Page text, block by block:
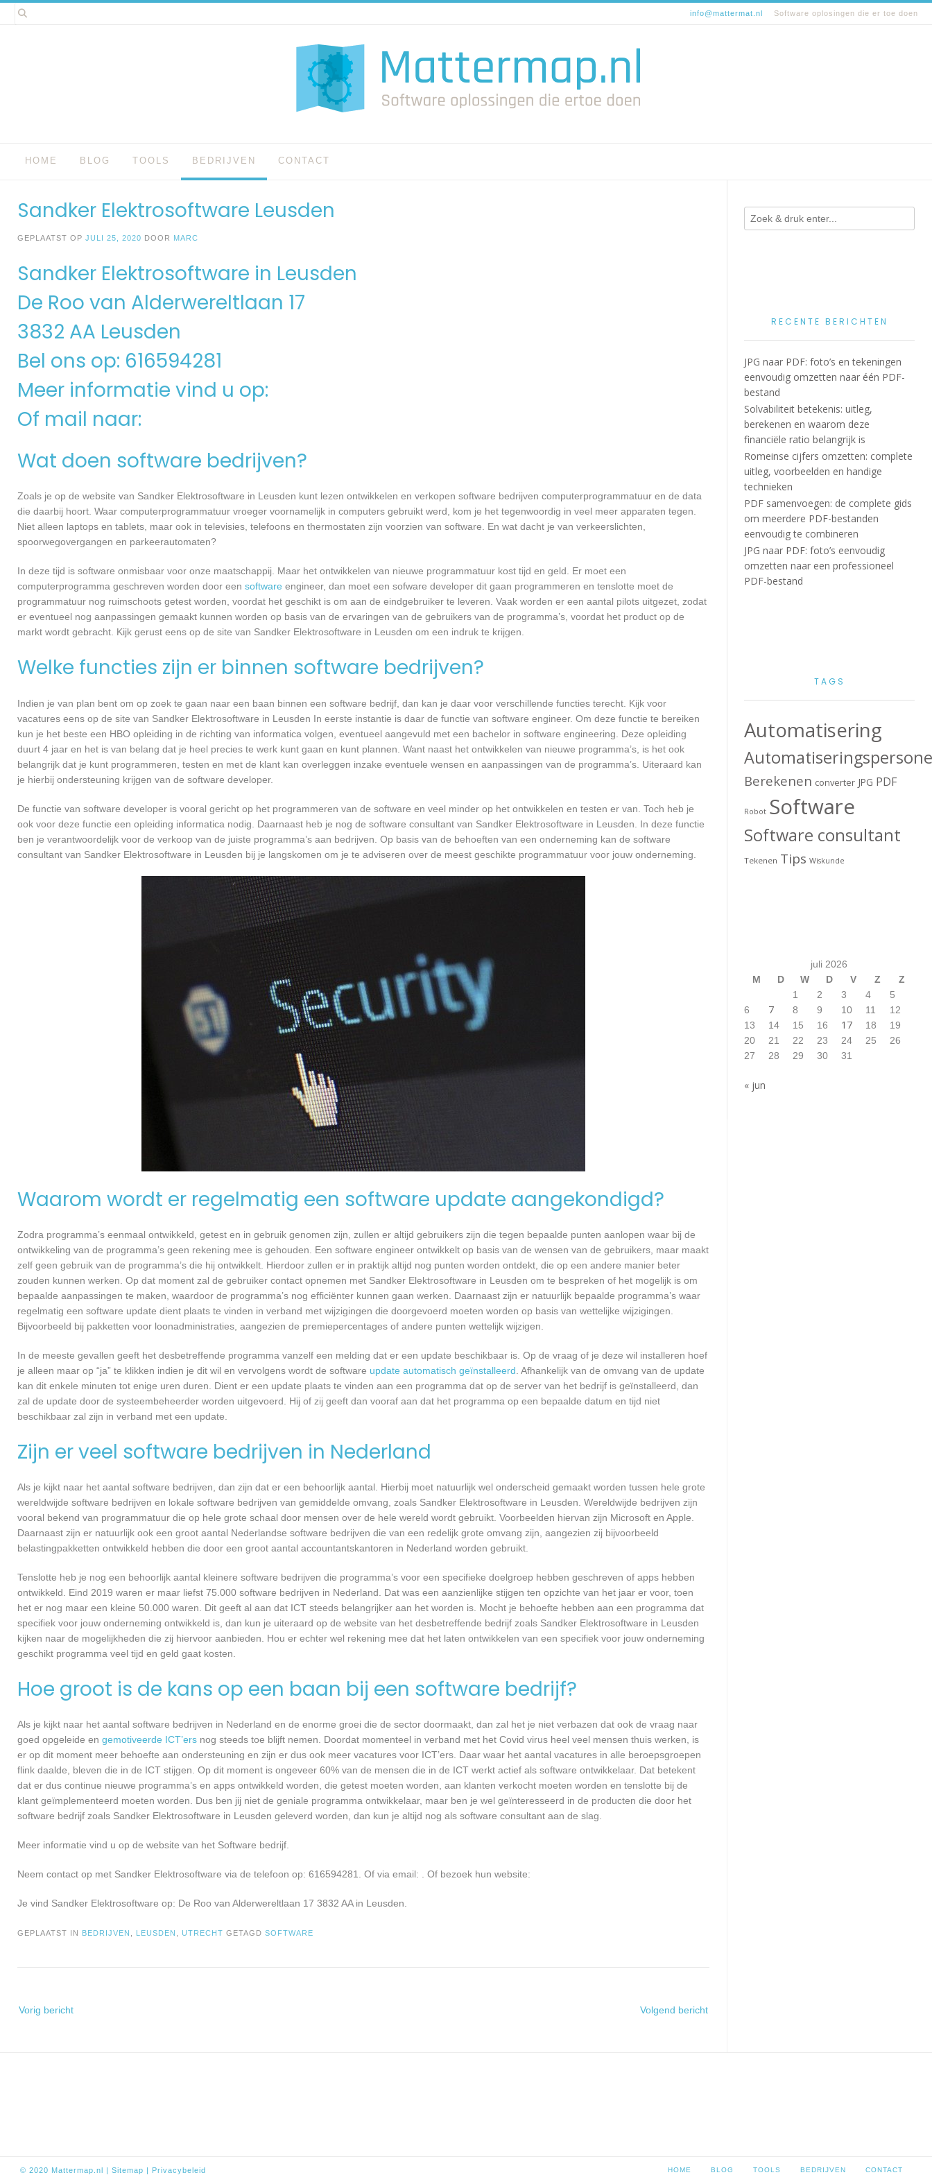
Spring
naar
info@mattermat.nl Software oplosingen die er toe doen
HOME BLOG TOOLS BEDRIJVEN CONTACT
Sandker Elektrosoftware Leusden
GEPLAATST OP JULI 25, 2020 DOOR MARC
Sandker Elektrosoftware in Leusden
De Roo van Alderwereltlaan 17
3832 AA Leusden
Bel ons op: 616594281
Meer informatie vind u op:
Of mail naar:
Wat doen software bedrijven?
Zoals je op de website van Sandker Elektrosoftware in Leusden kunt lezen ontwikkelen en verkopen software bedrijven computerprogrammatuur en de data
die daarbij hoort. Waar computerprogrammatuur vroeger voornamelijk in computers gebruikt werd, kom je het tegenwoordig in veel meer apparaten tegen.
Niet alleen laptops en tablets, maar ook in televisies, telefoons en thermostaten zijn voorzien van software. En wat dacht je van verkeerslichten,
spoorwegovergangen en parkeerautomaten?
In deze tijd is software onmisbaar voor onze maatschappij. Maar het ontwikkelen van nieuwe programmatuur kost tijd en geld. Er moet een
computerprogramma geschreven worden door een software engineer, dan moet een sofware developer dit gaan programmeren en tenslotte moet de
programmatuur nog ruimschoots getest worden, voordat het geschikt is om aan de eindgebruiker te leveren. Vaak worden er een aantal pilots uitgezet, zodat
er eventueel nog aanpassingen gemaakt kunnen worden op basis van de ervaringen van de gebruikers van de programma’s, voordat het product op de
markt wordt gebracht. Kijk gerust eens op de site van Sandker Elektrosoftware in Leusden om een indruk te krijgen.
Welke functies zijn er binnen software bedrijven?
Indien je van plan bent om op zoek te gaan naar een baan binnen een software bedrijf, dan kan je daar voor verschillende functies terecht. Kijk voor
vacatures eens op de site van Sandker Elektrosoftware in Leusden In eerste instantie is daar de functie van software engineer. Om deze functie te bereiken
kun je het beste een HBO opleiding in de richting van informatica volgen, eventueel aangevuld met een bachelor in software engineering. Deze opleiding
duurt 4 jaar en het is van belang dat je heel precies te werk kunt gaan en kunt plannen. Want naast het ontwikkelen van nieuwe programma’s, is het ook
belangrijk dat je kunt programmeren, testen en met de klant kan overleggen inzake eventuele wensen en aanpassingen van de programma’s. Uiteraard kan
je hierbij ondersteuning krijgen van de software developer.
De functie van software developer is vooral gericht op het programmeren van de software en veel minder op het ontwikkelen en testen er van. Toch heb je
ook voor deze functie een opleiding informatica nodig. Daarnaast heb je nog de software consultant van Sandker Elektrosoftware in Leusden. In deze functie
ben je verantwoordelijk voor de verkoop van de juiste programma’s aan bedrijven. Op basis van de behoeften van een onderneming kan de software
consultant van Sandker Elektrosoftware in Leusden bij je langskomen om je te adviseren over de meest geschikte programmatuur voor jouw onderneming.
Waarom wordt er regelmatig een software update aangekondigd?
Zodra programma’s eenmaal ontwikkeld, getest en in gebruik genomen zijn, zullen er altijd gebruikers zijn die tegen bepaalde punten aanlopen waar bij de
ontwikkeling van de programma’s geen rekening mee is gehouden. Een software engineer ontwikkelt op basis van de wensen van de gebruikers, maar maakt
zelf geen gebruik van de programma’s die hij ontwikkelt. Hierdoor zullen er in praktijk altijd nog punten worden ontdekt, die op een andere manier beter
zouden kunnen werken. Op dat moment zal de gebruiker contact opnemen met Sandker Elektrosoftware in Leusden om te bespreken of het mogelijk is om
bepaalde aanpassingen te maken, waardoor de programma’s nog efficiënter kunnen gaan werken. Daarnaast zijn er natuurlijk bepaalde programma’s waar
regelmatig een software update dient plaats te vinden in verband met wijzigingen die doorgevoerd moeten worden op basis van wettelijke wijzigingen.
Bijvoorbeeld bij pakketten voor loonadministraties, aangezien de premiepercentages of andere punten wettelijk wijzigen.
In de meeste gevallen geeft het desbetreffende programma vanzelf een melding dat er een update beschikbaar is. Op de vraag of je deze wil installeren hoef
je alleen maar op “ja” te klikken indien je dit wil en vervolgens wordt de software update automatisch geïnstalleerd . Afhankelijk van de omvang van de update
kan dit enkele minuten tot enige uren duren. Dient er een update plaats te vinden aan een programma dat op de server van het bedrijf is geïnstalleerd, dan
zal de update door de systeembeheerder worden uitgevoerd. Hij of zij geeft dan vooraf aan dat het programma op een bepaalde datum en tijd niet
beschikbaar zal zijn in verband met een update.
Zijn er veel software bedrijven in Nederland
Als je kijkt naar het aantal software bedrijven, dan zijn dat er een behoorlijk aantal. Hierbij moet natuurlijk wel onderscheid gemaakt worden tussen hele grote
wereldwijde software bedrijven en lokale software bedrijven van gemiddelde omvang, zoals Sandker Elektrosoftware in Leusden. Wereldwijde bedrijven zijn
vooral bekend van programmatuur die op hele grote schaal door mensen over de hele wereld wordt gebruikt. Voorbeelden hiervan zijn Microsoft en Apple.
Daarnaast zijn er natuurlijk ook een groot aantal Nederlandse software bedrijven die van een redelijk grote omvang zijn, aangezien zij bijvoorbeeld
belastingpakketten ontwikkeld hebben die door een groot aantal accountantskantoren in Nederland worden gebruikt.
Tenslotte heb je nog een behoorlijk aantal kleinere software bedrijven die programma’s voor een specifieke doelgroep hebben geschreven of apps hebben
ontwikkeld. Eind 2019 waren er maar liefst 75.000 software bedrijven in Nederland. Dat was een aanzienlijke stijgen ten opzichte van het jaar er voor, toen
het er nog maar een kleine 50.000 waren. Dit geeft al aan dat ICT steeds belangrijker aan het worden is. Mocht je behoefte hebben aan een programma dat
specifiek voor jouw onderneming ontwikkeld is, dan kun je uiteraard op de website van het desbetreffende bedrijf zoals Sandker Elektrosoftware in Leusden
kijken naar de mogelijkheden die zij hiervoor aanbieden. Hou er echter wel rekening mee dat het laten ontwikkelen van een specifiek voor jouw onderneming
geschikt programma veel tijd en geld gaat kosten.
Hoe groot is de kans op een baan bij een software bedrijf?
Als je kijkt naar het aantal software bedrijven in Nederland en de enorme groei die de sector doormaakt, dan zal het je niet verbazen dat ook de vraag naar
goed opgeleide en gemotiveerde ICT’ers nog steeds toe blijft nemen. Doordat momenteel in verband met het Covid virus heel veel mensen thuis werken, is
er op dit moment meer behoefte aan ondersteuning en zijn er dus ook meer vacatures voor ICT’ers. Daar waar het aantal vacatures in alle beroepsgroepen
flink daalde, bleven die in de ICT stijgen. Op dit moment is ongeveer 60% van de mensen die in de ICT werkt actief als software ontwikkelaar. Dat betekent
dat er dus continue nieuwe programma’s en apps ontwikkeld worden, die getest moeten worden, aan klanten verkocht moeten worden en tenslotte bij de
klant geïmplementeerd moeten worden. Dus ben jij niet de geniale programma ontwikkelaar, maar ben je wel geïnteresseerd in de producten die door het
software bedrijf zoals Sandker Elektrosoftware in Leusden geleverd worden, dan kun je altijd nog als software consultant aan de slag.
Meer informatie vind u op de website van het Software bedrijf.
Neem contact op met Sandker Elektrosoftware via de telefoon op: 616594281. Of via email: . Of bezoek hun website:
Je vind Sandker Elektrosoftware op: De Roo van Alderwereltlaan 17 3832 AA in Leusden.
GEPLAATST IN BEDRIJVEN LEUSDEN UTRECHT GETAGD SOFTWARE
navigatie
Vorig bericht Volgend bericht
RECENTE BERICHTEN
JPG naar PDF: foto’s en tekeningen
eenvoudig omzetten naar één PDF-
bestand
Solvabiliteit betekenis: uitleg,
berekenen en waarom deze
financiële ratio belangrijk is
Romeinse cijfers omzetten: complete
uitleg, voorbeelden en handige
technieken
PDF samenvoegen: de complete gids
om meerdere PDF-bestanden
eenvoudig te combineren
JPG naar PDF: foto’s eenvoudig
omzetten naar een professioneel
PDF-bestand
TAGS
Automatisering
Berekenen converter JPG PDF
Robot Software
Software consultant
Tekenen Tips Wiskunde
juli 2026
M
D W D V Z
Z
1
2 3 4
5
6
7 8 9 10 11
12
13
14 15 16 17 18
19
20
21 22 23 24 25
26
27
28 29 30 31
« jun
© 2020 Mattermap.nl | Sitemap | Privacybeleid HOME BLOG TOOLS BEDRIJVEN CONTACT